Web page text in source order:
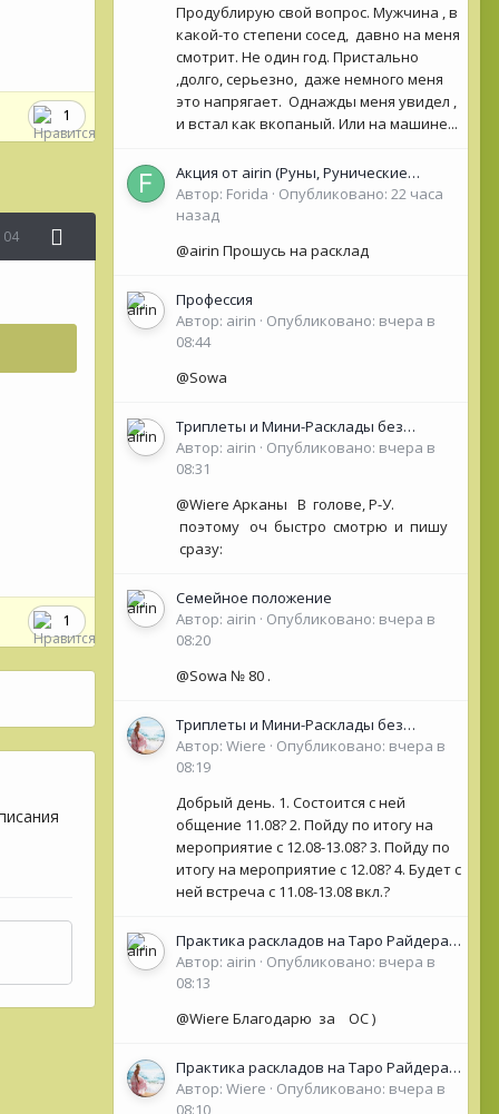
1
1
Продублирую свой вопрос. Мужчина , в
какой-то степени сосед, давно на меня
смотрит. Не один год. Пристально
,долго, серьезно, даже немного меня
это напрягает. Однажды меня увидел ,
и встал как вкопаный. Или на машине...
Акция от airin (Руны, Рунические
Оракулы, колоды Таро- Рун)
Автор: Forida · Опубликовано: 22 часа
назад
@airin Прошусь на расклад
Профессия
Автор: airin · Опубликовано: вчера в
08:44
@Sowa
Триплеты и Мини-Расклады без
обязательной ОС для НОВИЧКОВ (<50
сообщений)
Автор: airin · Опубликовано: вчера в
08:31
@Wiere Арканы В голове, Р-У.
поэтому оч быстро смотрю и пишу
сразу:
Семейное положение
Автор: airin · Опубликовано: вчера в
08:20
@Sowa № 80 .
Триплеты и Мини-Расклады без
обязательной ОС для НОВИЧКОВ (<50
сообщений)
Автор: Wiere · Опубликовано: вчера в
08:19
Добрый день. 1. Состоится с ней
общение 11.08? 2. Пойду по итогу на
мероприятие с 12.08-13.08? 3. Пойду по
итогу на мероприятие с 12.08? 4. Будет с
ней встреча с 11.08-13.08 вкл.?
Практика раскладов на Таро Райдера
Уэйта
Автор: airin · Опубликовано: вчера в
08:13
@Wiere Благодарю за ОС )
Практика раскладов на Таро Райдера
Уэйта
Автор: Wiere · Опубликовано: вчера в
08:10